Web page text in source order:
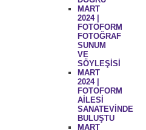
MART
2024 |
FOTOFORM
FOTOĞRAF
SUNUM
VE
SÖYLEŞİSİ
MART
2024 |
FOTOFORM
AİLESİ
SANATEVİNDE
BULUŞTU
MART